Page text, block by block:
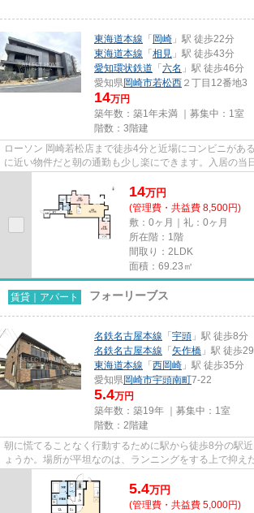
東海道本線 「 岡崎 」駅 徒歩22分
東海道本線 「 相見 」駅 徒歩43分
愛知環状鉄道 「 六名 」駅 徒歩46分
愛知県岡崎市若松西 ２丁目12番地3
14万円
築年数：築1年未満 ｜募集中： 1室
階数：3階建
ローソン 岡崎若松店まで徒歩4分と近場にコンビニがあ
に近い物件だと朝の通勤も少し楽にできます。入居の当
14万円
(管理費・共益費 8,500円)
敷：0ヶ月｜礼：0ヶ月
所在階：1階
間取り：2LDK
面積：69.23㎡
賃貸｜アパート フォーリーブス
名鉄名古屋本線 「 宇頭 」駅 徒歩8分
名鉄名古屋本線 「 矢作橋 」駅 徒歩
東海道本線 「 西岡崎 」駅 徒歩35分
愛知県岡崎市宇頭南町7-22
5.4万円
築年数：築19年 ｜募集中： 1室
階数：2階建
朝に慌てることなく行動するために駅から徒歩8分の駅
ょうか。場所が平坦なのは、ランニングをする上で抑え
れいな外観を簡単に保つことが...
5.4万円
(管理費・共益費 5,000円)